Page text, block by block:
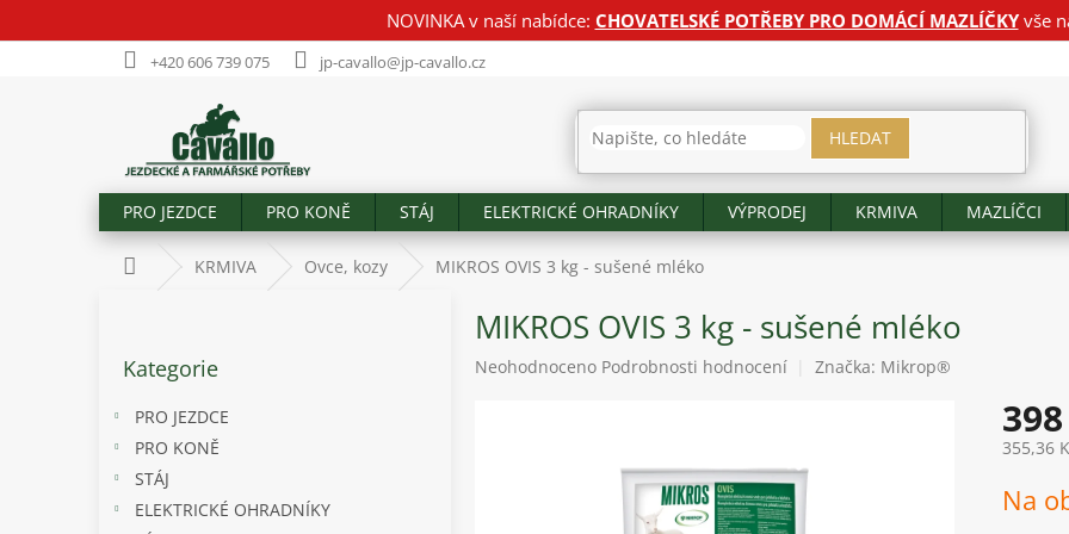
NOVINKA v naší nabídce: CHOVATELSKÉ POTŘEBY PRO DOMÁCÍ MAZLÍČKYvše
+420 606 739 075 jp-cavallo@jp-cavallo.cz
HLEDAT
PRO JEZDCE PRO KONĚ STÁJ ELEKTRICKÉ OHRADNÍKY VÝPRODEJ KRMIVA MAZLÍČCI
Domů KRMIVA Ovce, kozy MIKROS OVIS 3 kg - sušené mléko
kategorie
Kategorie
PRO JEZDCE
PRO KONĚ
STÁJ
ELEKTRICKÉ OHRADNÍKY
MIKROS OVIS 3 kg - sušené mléko
Průměrné
Neohodnoceno Podrobnosti hodnocení Značka: Mikrop®
355,36
cena:
Na